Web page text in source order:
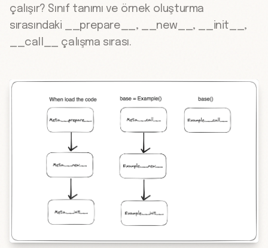
çalışır? Sınıf tanımı ve örnek oluşturma
sırasındaki __prepare__, __new__, __init__,
__call__ çalışma sırası.